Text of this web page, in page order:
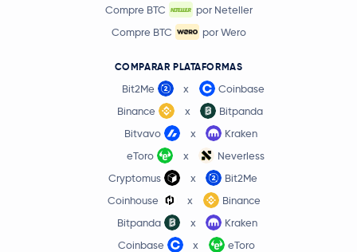
Compre BTC
por Neteller
Compre BTC
por Wero
COMPARAR PLATAFORMAS
Bit2Me x
Coinbase
Binance
x
Bitpanda
Bitvavo
x
Kraken
eToro
x
Neverless
Cryptomus
x
Bit2Me
Coinhouse
x
Binance
Bitpanda
x
Kraken
Coinbase
x
eToro